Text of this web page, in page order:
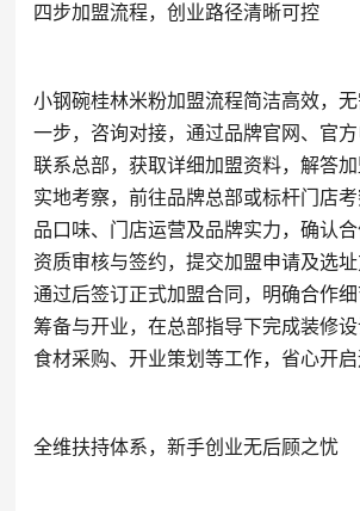
四步加盟流程，创业路径清晰可控
小钢碗桂林米粉加盟流程简洁高效，
一步，咨询对接，通过品牌官网、官
联系总部，获取详细加盟资料，解答加
实地考察，前往品牌总部或标杆门店
品口味、门店运营及品牌实力，确认合
资质审核与签约，提交加盟申请及选
通过后签订正式加盟合同，明确合作
筹备与开业，在总部指导下完成装修设
食材采购、开业策划等工作，省心开启
全维扶持体系，新手创业无后顾之忧